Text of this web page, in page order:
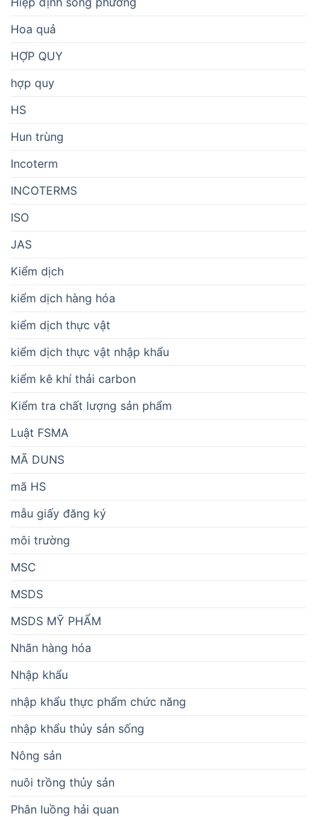
Hoa quả
HỢP QUY
hợp quy
HS
Hun trùng
Incoterm
INCOTERMS
ISO
JAS
Kiểm dịch
kiểm dịch hàng hóa
kiểm dịch thực vật
kiểm dịch thực vật nhập khẩu
kiểm kê khí thải carbon
Kiểm tra chất lượng sản phẩm
Luật FSMA
MÃ DUNS
mã HS
mẫu giấy đăng ký
môi trường
MSC
MSDS
MSDS MỸ PHẨM
Nhãn hàng hóa
Nhập khẩu
nhập khẩu thực phẩm chức năng
nhập khẩu thủy sản sống
Nông sản
nuôi trồng thủy sản
Phân luồng hải quan